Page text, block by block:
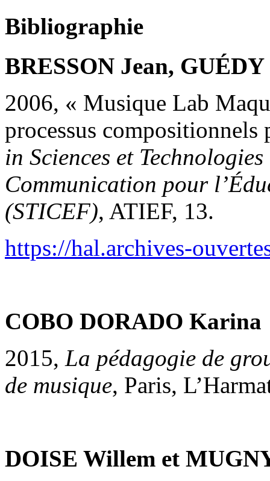
Bibliographie
BRESSON Jean,
2006, « Musique Lab
processus
in Sciences et
Communication pour
(STICEF), ATIEF, 13.
https://hal.archives-
COBO DORADO Karina
2015, La pédagogie de
de musique, Paris,
DOISE Willem et